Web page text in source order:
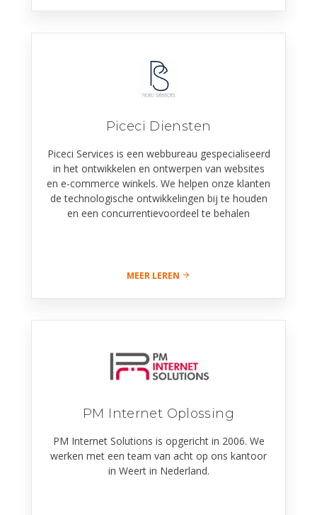
Piceci Diensten
Piceci Services is een webbureau gespecialiseerd
in het ontwikkelen en ontwerpen van websites
en e-commerce winkels. We helpen onze klanten
de technologische ontwikkelingen bij te houden
en een concurrentievoordeel te behalen
MEER LEREN
PM Internet Oplossing
PM Internet Solutions is opgericht in 2006. We
werken met een team van acht op ons kantoor
in Weert in Nederland.